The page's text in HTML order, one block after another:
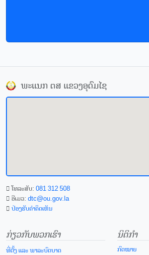
ພະແນກ ຕສ ແຂວງອຸດົມໄຊ
ໂທລະສັບ:081 312 508
ອີເມວ:dtc@ou.gov.la
ປ່ອງຮັບຄຳຄິດເຫັນ
ກ່ຽວກັບພວກເຮົາ
ທີ່ຕັ້ງ ແລະ ພາລະບົດບາດ
ນິຕິກຳ
ກົດໝາຍ